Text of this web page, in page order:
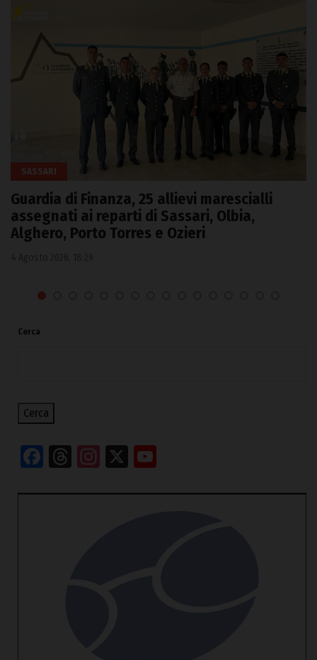
SASSARI
Guardia di Finanza, 25 allievi marescialli
assegnati ai reparti di Sassari, Olbia,
Alghero, Porto Torres e Ozieri
Cerca
Cerca
Facebook
Threads
Instagram
X